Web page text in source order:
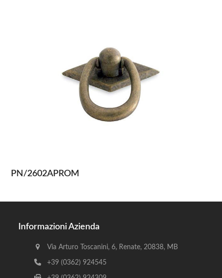
PN/2602APROM
Informazioni Azienda
Via Arturo Toscanini, 6, Renate, 20838, MB
+39 (0362) 924545